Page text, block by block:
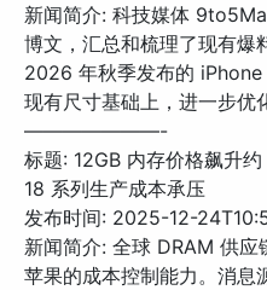
新闻简介: 科技媒体
博文，汇总和梳理了现有爆
2026 年秋季发布的
现有尺寸基础上，进一步优
———————-
标题: 12GB 内存价格飙升
18 系列生产成本承压
发布时间: 2025-12-
新闻简介: 全球 DRAM 供
苹果的成本控制能力。消